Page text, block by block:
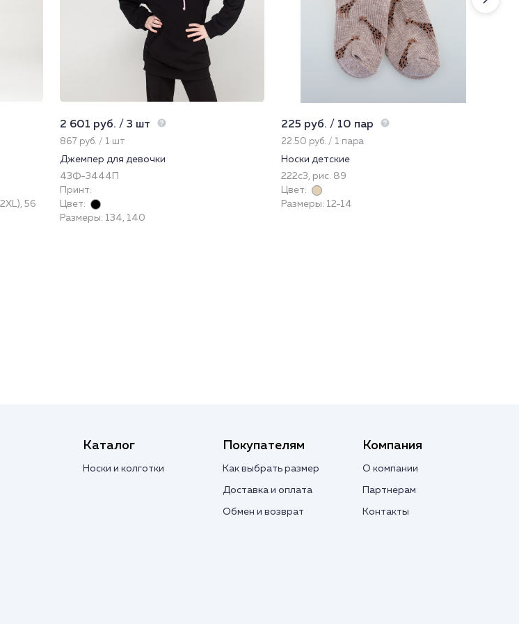
56
2 601 руб. / 3 шт
867 руб. / 1 шт
Джемпер для девочки
43Ф-3444П
Принт:
Цвет:
Размеры: 134, 140
225 руб. / 10 пар
22.50 руб. / 1 пара
Носки детские
222с3, рис. 89
Цвет:
Размеры: 12-14
Каталог
Носки и колготки
Покупателям
Как выбрать размер
Доставка и оплата
Обмен и возврат
Компания
О компании
Партнерам
Контакты